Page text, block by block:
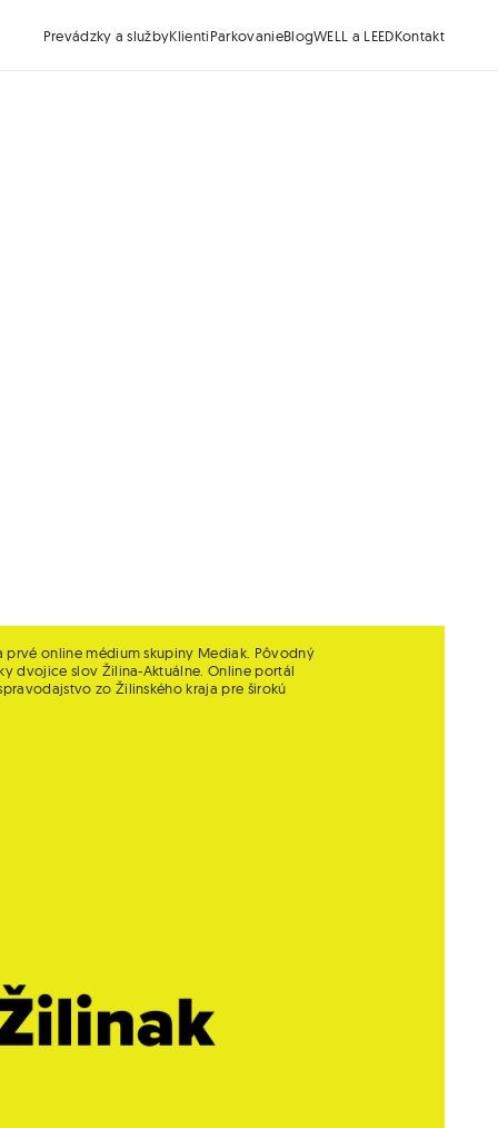
Prevádzky a službyKlientiParkovanieBlogWELL a LEEDKontakt
prvé online médium skupiny Mediak. Pôvodný
dvojice slov Žilina-Aktuálne. Online portál
zo Žilinského kraja pre širokú